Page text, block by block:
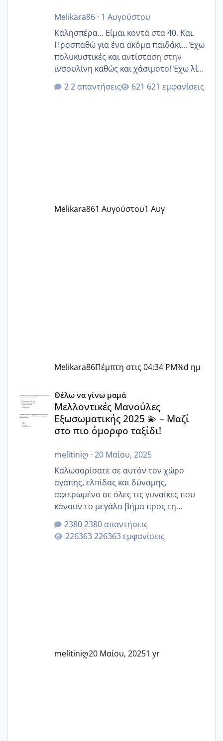
Melikara86· 1 Αυγούστου
Καλησπέρα... Είμαι κοντά στα 40. Και.
Προσπαθώ για ένα ακόμα παιδάκι... Έχω
πολυκυστικές και αντίσταση στην
ινσουλίνη καθώς και χάσιμοτο! Έχω λίγα
κιλά παραπάνω και όσο κ αν προσπαθώ
δεν χάνω εύκολα! Προσπαθώ για ακόμη
2 απαντήσεις 621 εμφανίσεις
Melikara861 Αυγούστου1 Αυγ
Melikara86Πέμπτη στις 04:34 PM%d ημ
Μελλοντικές Μανούλες Εξωσωματικής 2025 💫 – Μαζί
Θέλω να γίνω μαμά
Μελλοντικές Μανούλες
Εξωσωματικής 2025 💫 – Μαζί
στο πιο όμορφο ταξίδι!
melitiniღ · 20 Μαίου, 2025
Καλωσορίσατε σε αυτόν τον χώρο
αγάπης, ελπίδας και δύναμης,
αφιερωμένο σε όλες τις γυναίκες που
κάνουν το μεγάλο βήμα προς τη
μητρότητα μέσω εξωσωματικής το 2025.
Εδώ θα μοιραστούμε αγωνίες, χαρές,
εμπειρίες και κάθε μικρή ή μεγάλη
2380 απαντήσεις
226363 εμφανίσεις
melitiniღ20 Μαίου, 20251 yr